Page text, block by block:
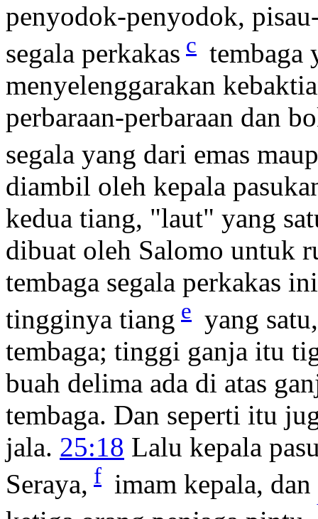
penyodok-penyodok,
segala perkakas c tembaga
menyelenggarakan
perbaraan-perbaraan dan
segala yang dari emas
diambil oleh kepala
kedua tiang, "laut" yang
dibuat oleh Salomo untuk
tembaga segala perkakas
tingginya tiang e yang
tembaga; tinggi ganja itu
buah delima ada di atas
tembaga. Dan seperti itu
jala. 25:18 Lalu kepala
Seraya, f imam kepala,